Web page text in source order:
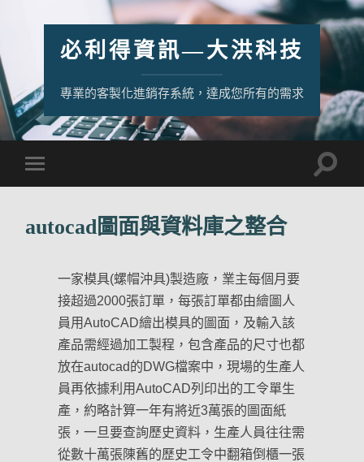
必利得資訊—大洪科技
專業的客製化進銷存系統，達成您所有的需求
autocad圖面與資料庫之整合
一家模具(螺帽沖具)製造廠，業主每個月要
接超過2000張訂單，每張訂單都由繪圖人
員用AutoCAD繪出模具的圖面，及輸入該
產品需經過加工製程，包含產品的尺寸也都
放在autocad的DWG檔案中，現場的生產人
員再依據利用AutoCAD列印出的工令單生
產，約略計算一年有將近3萬張的圖面紙
張，一旦要查詢歷史資料，生產人員往往需
從數十萬張陳舊的歷史工令中翻箱倒櫃一張